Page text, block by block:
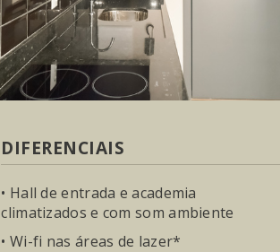
DIFERENCIAIS
• Hall de entrada e academia
climatizados e com som ambiente
• Wi-fi nas áreas de lazer*